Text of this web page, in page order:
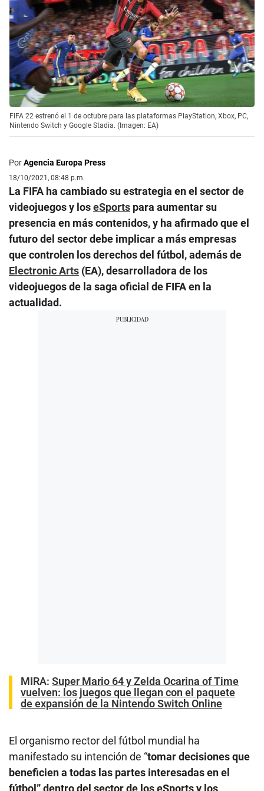
FIFA 22 estrenó el 1 de octubre para las plataformas PlayStation, Xbox, PC,
Nintendo Switch y Google Stadia. (Imagen: EA)
PorAgencia Europa Press
18/10/2021, 08:48 p.m.
La FIFA ha cambiado su estrategia en el sector de
videojuegos y loseSports para aumentar su
presencia en más contenidos, y ha afirmado que el
futuro del sector debe implicar a más empresas
que controlen los derechos del fútbol, además de
Electronic Arts (EA), desarrolladora de los
videojuegos de la saga oficial de FIFA en la
actualidad.
MIRA: Super Mario 64 y Zelda Ocarina of Time
vuelven: los juegos que llegan con el paquete
de expansión de la Nintendo Switch Online
El organismo rector del fútbol mundial ha
manifestado su intención de “tomar decisiones que
beneficien a todas las partes interesadas en el